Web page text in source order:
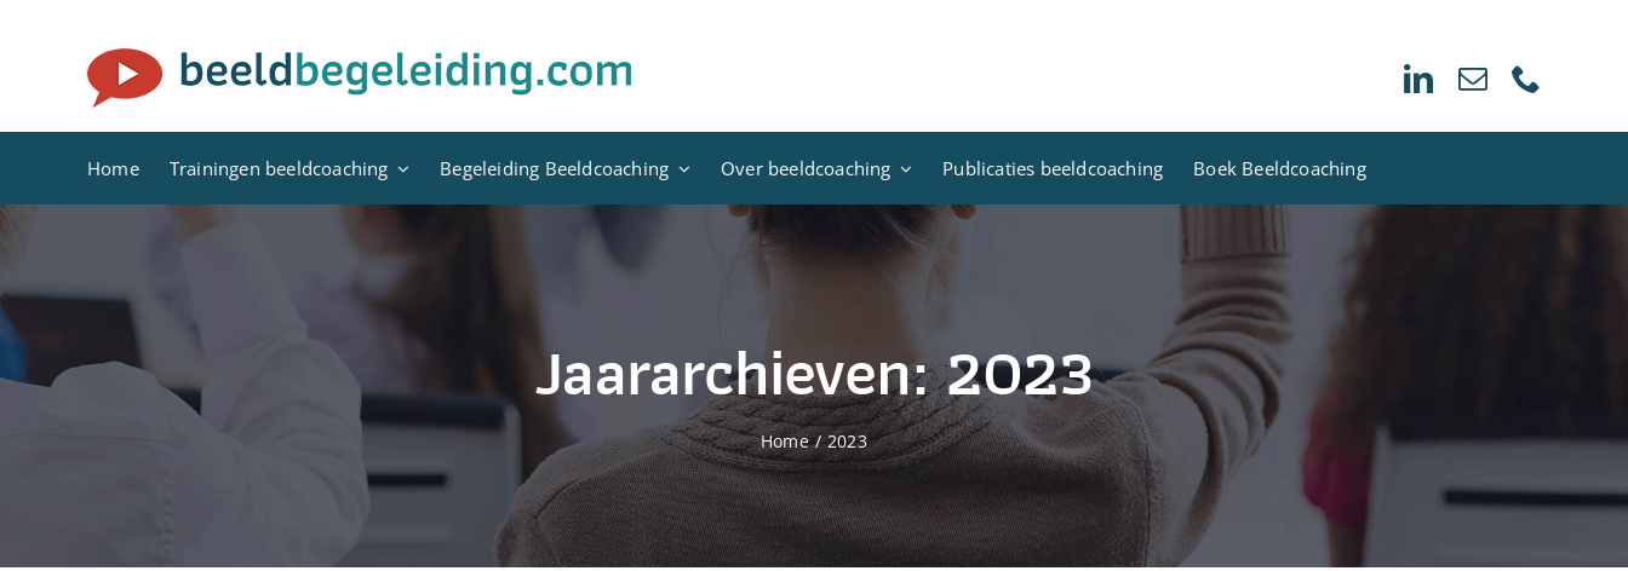
Home Trainingen beeldcoaching Begeleiding Beeldcoaching Over beeldcoaching Publicaties beeldcoaching Boek Beeldcoaching
Jaararchieven:2023
Home 2023